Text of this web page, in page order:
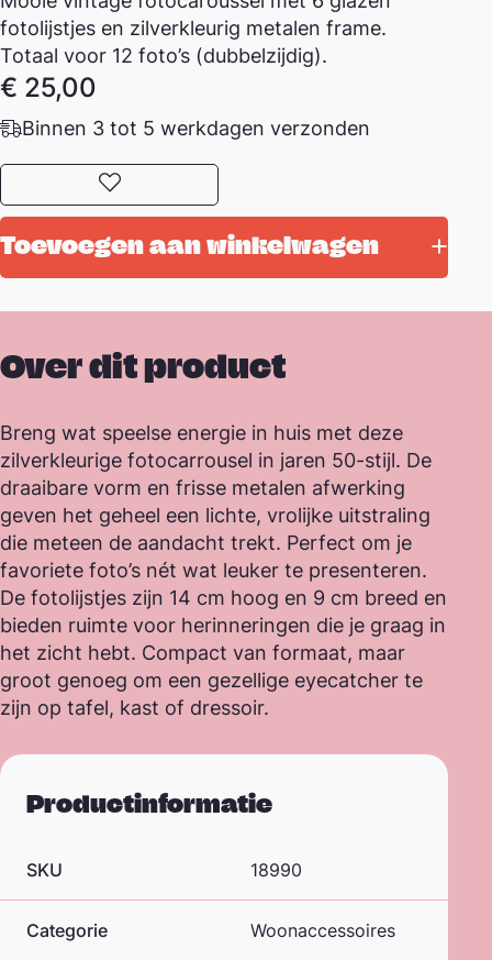
fotolijstjes en zilverkleurig metalen frame.
Totaal voor 12 foto’s (dubbelzijdig).
€ 25,00
Binnen 3 tot 5 werkdagen verzonden
Toevoegen aan favorieten
Toevoegen aan winkelwagen
Over dit product
Breng wat speelse energie in huis met deze
zilverkleurige fotocarrousel in jaren 50-stijl. De
draaibare vorm en frisse metalen afwerking
geven het geheel een lichte, vrolijke uitstraling
die meteen de aandacht trekt. Perfect om je
favoriete foto’s nét wat leuker te presenteren.
De fotolijstjes zijn 14 cm hoog en 9 cm breed en
bieden ruimte voor herinneringen die je graag in
het zicht hebt. Compact van formaat, maar
groot genoeg om een gezellige eyecatcher te
zijn op tafel, kast of dressoir.
Productinformatie
SKU 18990
Categorie Woonaccessoires